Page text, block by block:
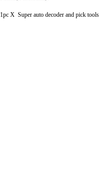
1pc X Super auto decoder and pick